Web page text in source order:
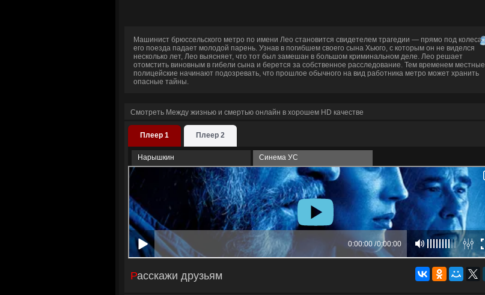
Машинист брюссельского метро по имени Лео становится свидетелем трагедии — прямо под колеса
его поезда падает молодой парень. Узнав в погибшем своего сына Хьюго, с которым он не виделся
несколько лет, Лео выясняет, что тот был замешан в большом криминальном деле. Лео решает
отомстить виновным в гибели сына и берется за собственное расследование. Тем временем местные
полицейские начинают подозревать, что прошлое обычного на вид работника метро может хранить
опасные тайны.
Смотреть Между жизнью и смертью онлайн в хорошем HD качестве
Плеер 1 Плеер 2
Нарышкин Синема УС
Расскажи друзьям